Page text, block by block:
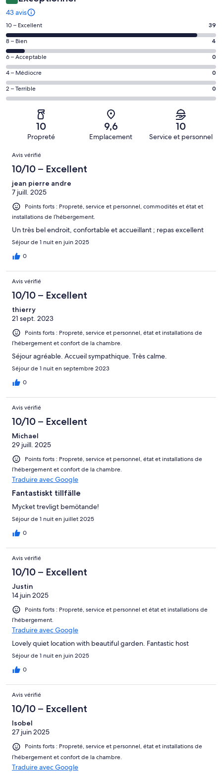
43 avis
Note
de 10
–
Excellent,
d’après
39 avis
sur 43.
10 – Excellent 39
Note
de 8
–
Bien,
d’après
4 avis
8 – Bien 4
Note
de 6
–
Acceptable,
d’après
6 – Acceptable 0
Note
de 4
–
sur 43.
4 – Médiocre 0
Note
de 2
sur 43.
2 – Terrible 0
10
Propreté
9,6
Emplacement
10
Service et personnel
Avis
Avis vérifié
10/10 – Excellent
jean pierre andre
7 juill. 2025
Points forts : Propreté, service et personnel, commodités et état et
installations de l’hébergement.
Un très bel endroit, confortable et accueillant ; repas excellent
Séjour de 1 nuit en juin 2025
0
Avis vérifié
10/10 – Excellent
thierry
21 sept. 2023
Points forts : Propreté, service et personnel, état et installations de
l’hébergement et confort de la chambre.
Séjour agréable. Accueil sympathique. Très calme.
Séjour de 1 nuit en septembre 2023
0
Avis vérifié
10/10 – Excellent
Michael
29 juill. 2025
Points forts : Propreté, service et personnel, état et installations de
l’hébergement et confort de la chambre.
Traduire avec Google
Fantastiskt tillfälle
Mycket trevligt bemötande!
Séjour de 1 nuit en juillet 2025
0
Avis vérifié
10/10 – Excellent
Justin
14 juin 2025
Points forts : Propreté, service et personnel et état et installations de
l’hébergement.
Traduire avec Google
Lovely quiet location with beautiful garden. Fantastic host
Séjour de 1 nuit en juin 2025
0
Avis vérifié
10/10 – Excellent
Isobel
27 juin 2025
Points forts : Propreté, service et personnel, état et installations de
l’hébergement et confort de la chambre.
Traduire avec Google